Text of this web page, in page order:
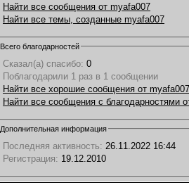
Найти все сообщения от myafa007
Найти все темы, созданные myafa007
Всего благодарностей
Сказал(а) спасибо: 0
Поблагодарили 1 раз в 1 сообщении
Найти все хорошие сообщения от myafa007
Найти все сообщения с благодарностями
Дополнительная информация
Последняя активность: 26.11.2022 16:44
Регистрация: 19.12.2010